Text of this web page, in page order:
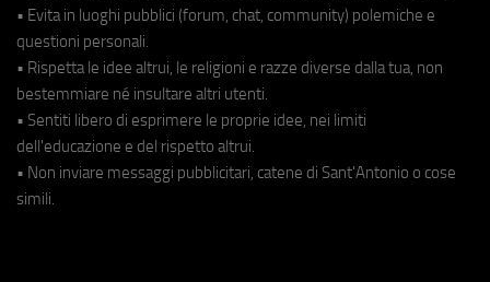
• Evita in luoghi pubblici (forum, chat, community) polemiche e
questioni personali.
• Rispetta le idee altrui, le religioni e razze diverse dalla tua, non
bestemmiare né insultare altri utenti.
• Sentiti libero di esprimere le proprie idee, nei limiti
dell'educazione e del rispetto altrui.
• Non inviare messaggi pubblicitari, catene di Sant'Antonio o cose
simili.